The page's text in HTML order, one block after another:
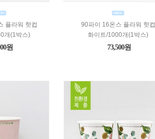
플라워 핫컵
개(1박스)
원
90파이 16온스 플라워 핫컵
화이트/1000개(1박스)
73,500원